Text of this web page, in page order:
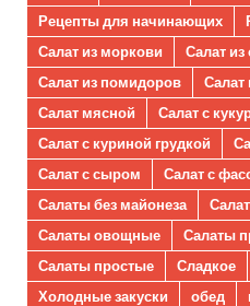
Рецепты для начинающих
Салат из моркови
Салат из
Салат из помидоров
Салат
Салат мясной
Салат с
Салат с куриной грудкой
Салат с сыром
Салат с
Салаты без майонеза
Салаты овощные
Салаты
Салаты простые
Сладкое
Холодные закуски
обед